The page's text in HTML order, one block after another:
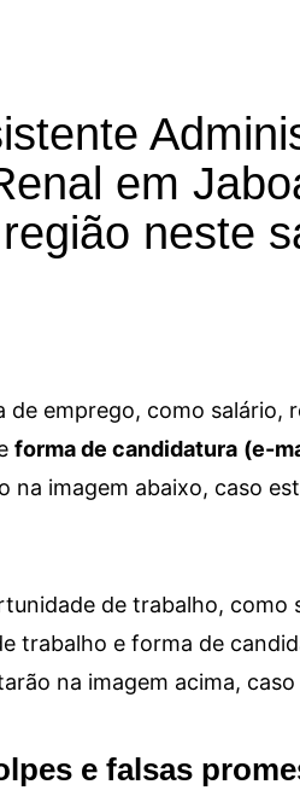
em
neste
de emprego, como salário,
forma de candidatura (e-
na imagem abaixo, caso
de trabalho, como
trabalho e forma de
na imagem acima,
e falsas